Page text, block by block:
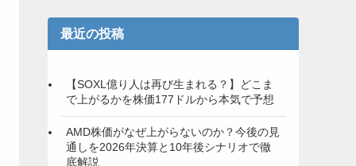
最近の投稿
【SOXL億り人は再び生まれる？】どこま
で上がるかを株価177ドルから本気で予想
AMD株価がなぜ上がらないのか？今後の見
通しを2026年決算と10年後シナリオで徹
底解説